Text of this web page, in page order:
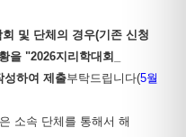
및 단체의 경우(기존 신청
을 "2026지리학대회_
성하여 제출부탁드립니다(5월
소속 단체를 통해서 해